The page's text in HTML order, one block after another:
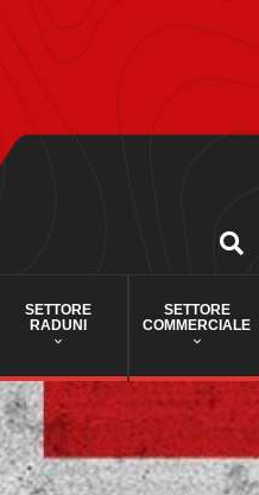
SETTORE
RADUNI
SETTORE
COMMERCIALE